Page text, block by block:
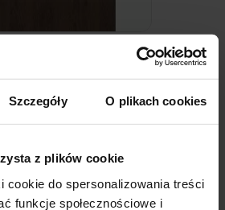
Szczegóły O plikach cookies
z plików cookie
cookie do spersonalizowania treści
funkcje społecznościowe i
Dąb Gladstone Tabac
9,99 zł